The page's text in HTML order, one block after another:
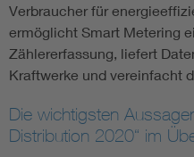
Verbraucher für
ermöglicht Smart Metering
Zählererfassung, liefert
Kraftwerke und vereinfacht
Die wichtigsten
Distribution 2020“ im